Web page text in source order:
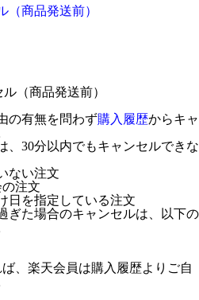
（商品発送前）
（商品発送前）
の有無を問わず購入履歴からキャ
、30分以内でもキャンセルできな
ない注文
の注文
日を指定している注文
ぎた場合のキャンセルは、以下の
ば、楽天会員は購入履歴よりご自